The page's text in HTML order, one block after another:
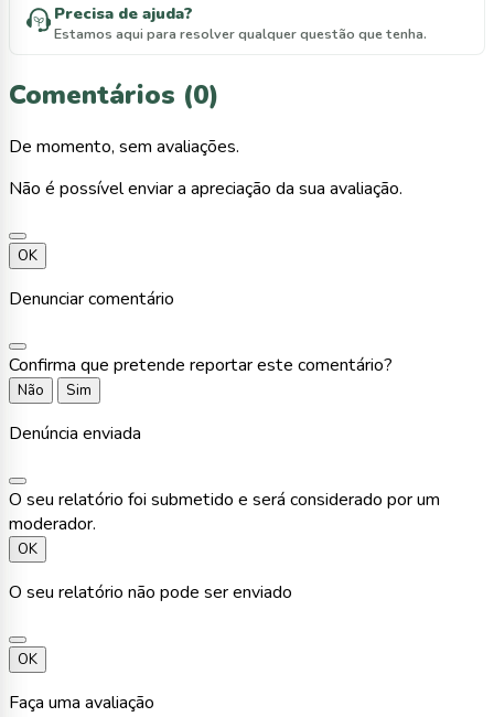
Precisa de ajuda?
Estamos aqui para resolver qualquer questão que tenha.
Comentários (0)
De momento, sem avaliações.
Não é possível enviar a apreciação da sua avaliação.
OK
Denunciar comentário
Confirma que pretende reportar este comentário?
Não Sim
Denúncia enviada
O seu relatório foi submetido e será considerado por um
moderador.
OK
O seu relatório não pode ser enviado
OK
Faça uma avaliação